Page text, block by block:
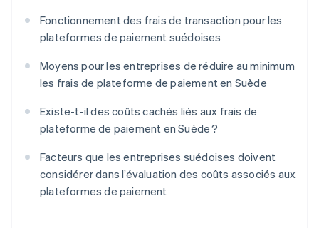
Fonctionnement des frais de transaction pour les
plateformes de paiement suédoises
Moyens pour les entreprises de réduire au minimum
les frais de plateforme de paiement en Suède
Existe-t-il des coûts cachés liés aux frais de
plateforme de paiement en Suède ?
Facteurs que les entreprises suédoises doivent
considérer dans l’évaluation des coûts associés aux
plateformes de paiement